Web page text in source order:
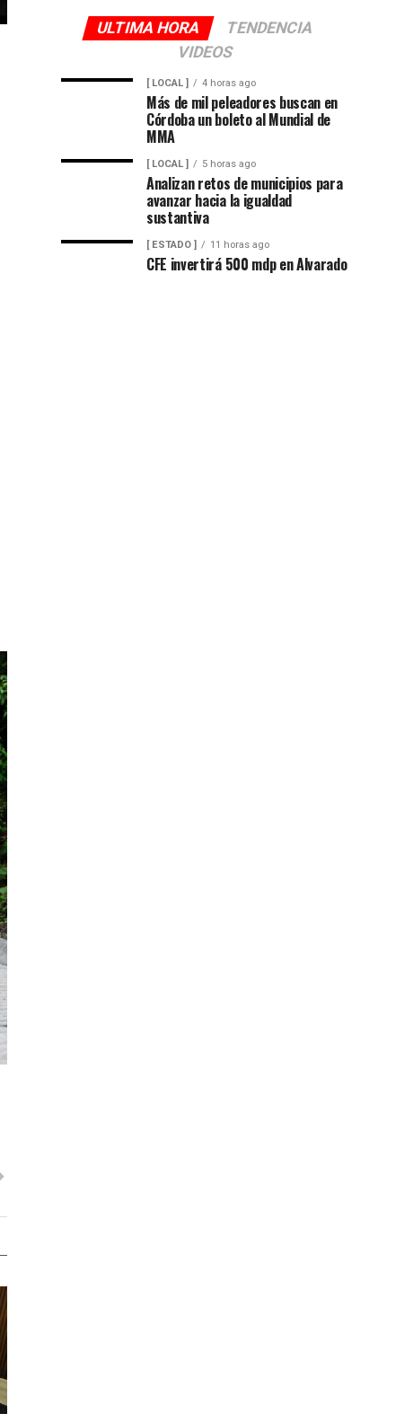
ULTIMA HORA
TENDENCIA
VIDEOS
[ LOCAL ] 4 horas ago
Más de mil peleadores buscan en
Córdoba un boleto al Mundial de
MMA
[ LOCAL ] 5 horas ago
Analizan retos de municipios para
avanzar hacia la igualdad
sustantiva
[ ESTADO ] 11 horas ago
CFE invertirá 500 mdp en Alvarado